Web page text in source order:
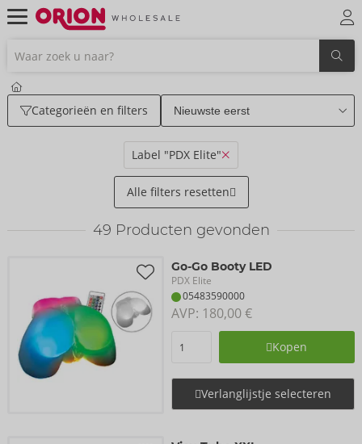
Categorieën en filters
Label "PDX Elite"
Alle filters resetten
49 Producten gevonden
Go-Go Booty LED
PDX Elite
05483590000
AVP: 180,00 €
Kopen
Verlanglijstje selecteren